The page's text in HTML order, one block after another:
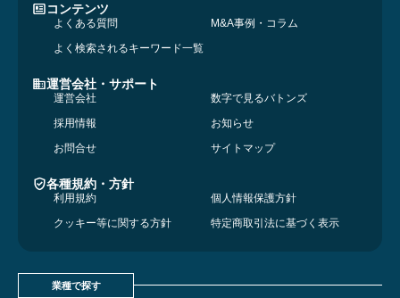
コンテンツ
よくある質問
M&A事例・コラム
よく検索されるキーワード一覧
運営会社・サポート
運営会社
数字で見るバトンズ
採用情報
お知らせ
お問合せ
サイトマップ
各種規約・方針
利用規約
個人情報保護方針
クッキー等に関する方針
特定商取引法に基づく表示
業種で探す